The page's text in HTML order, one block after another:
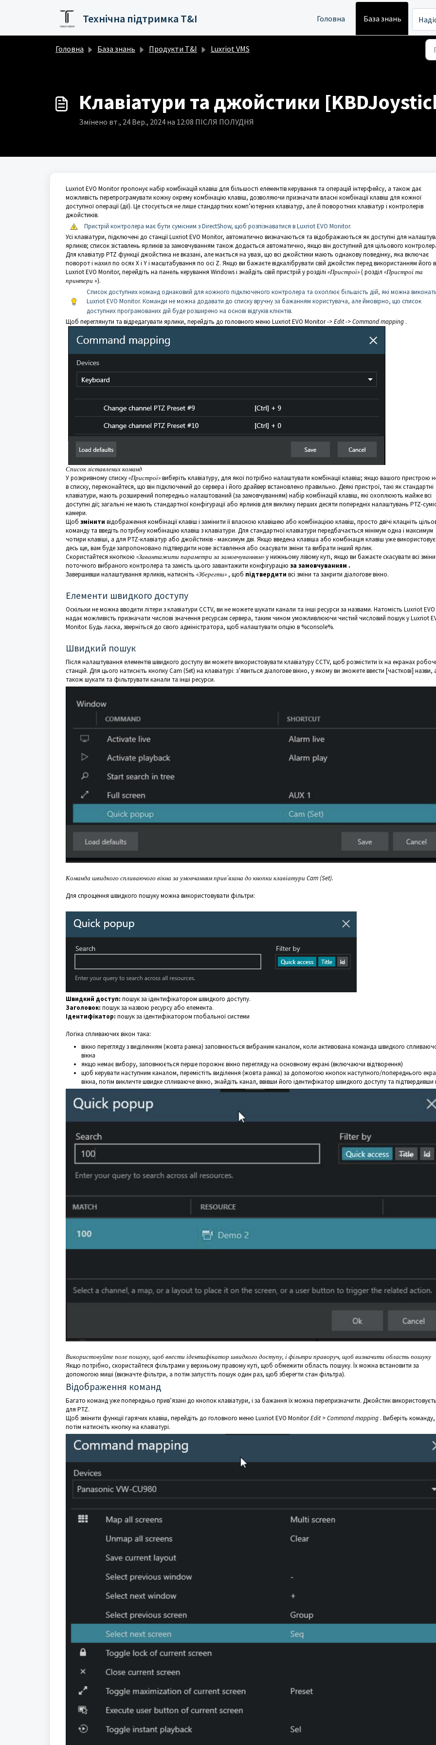
Технічна підтримка T&I Головна База знань
Головна База знань Продукти T&I Luxriot VMS
Клавіатури та джойстики
Змінено вт., 24 Вер., 2024 на 12:08 ПІСЛЯ ПОЛУДНЯ
Luxriot EVO Monitor пропонує набір комбінацій клавіш для більшості елементів керування та операцій інтерфейсу, а також дає
можливість перепрограмувати кожну окрему комбінацію клавіш, дозволяючи призначати власні комбінації клавіш для кожної
доступної операції (дії). Це стосується не лише стандартних комп’ютерних клавіатур, але й поворотних клавіатур і контролерів
джойстиків.
Пристрій контролера має бути сумісним з DirectShow, щоб розпізнаватися в Luxriot EVO Monitor.
Усі клавіатури, підключені до станції Luxriot EVO Monitor, автоматично визначаються та відображаються як доступні для
ярликів; список зіставлень ярликів за замовчуванням також додається автоматично, якщо він доступний для цільового
Для клавіатур PTZ функції джойстика не вказані, але мається на увазі, що всі джойстики мають однакову поведінку, яка включає
поворот і нахил по осях X і Y і масштабування по осі Z. Якщо ви бажаєте відкалібрувати свій джойстик перед використанням його в
Luxriot EVO Monitor, перейдіть на панель керування Windows і знайдіть свій пристрій у розділі «Пристрої»( розділ «Пристрої та
принтери »).
Список доступних команд однаковий для кожного підключеного контролера та охоплює більшість дій, які можна
Luxriot EVO Monitor. Команди не можна додавати до списку вручну за бажанням користувача, але ймовірно, що список
доступних програмованих дій буде розширено на основі відгуків клієнтів.
Щоб переглянути та відредагувати ярлики, перейдіть до головного меню Luxriot EVO Monitor ->Edit->Command mapping .
Список зіставлених команд
У розкривному списку«Пристрої»виберіть клавіатуру, для якої потрібно налаштувати комбінації клавіш; якщо вашого пристрою
в списку, переконайтеся, що він підключений до сервера і його драйвер встановлено правильно. Деякі пристрої, такі як стандартні
клавіатури, мають розширений попередньо налаштований (за замовчуванням) набір комбінацій клавіш, які охоплюють майже всі
доступні дії; загальні не мають стандартної конфігурації або ярликів для виклику перших десяти попередніх налаштувань PTZ-
камери.
Щоб змінити відображення комбінації клавіш і замінити її власною клавішею або комбінацією клавіш, просто двічі клацніть
команду та введіть потрібну комбінацію клавіш з клавіатури. Для стандартної клавіатури передбачається мінімум одна і максимум
чотири клавіші, а для PTZ-клавіатур або джойстиків - максимум дві. Якщо введена клавіша або комбінація клавіш уже
десь ще, вам буде запропоновано підтвердити нове зіставлення або скасувати зміни та вибрати інший ярлик.
Скористайтеся кнопкою «Завантажити параметри за замовчуванням»у нижньому лівому куті, якщо ви бажаєте скасувати всі
поточного вибраного контролера та замість цього завантажити конфігурацію за замовчуванням .
Завершивши налаштування ярликів, натисніть «Зберегти» , щоб підтвердити всі зміни та закрити діалогове вікно.
Елементи швидкого доступу
Оскільки не можна вводити літери з клавіатури CCTV, ви не можете шукати канали та інші ресурси за назвами. Натомість Luxriot EVO
надає можливість призначати числові значення ресурсам сервера, таким чином уможливлюючи чистий числовий пошук у Luxriot
Monitor. Будь ласка, зверніться до свого адміністратора, щоб налаштувати опцію в %console%.
Швидкий пошук
Після налаштування елементів швидкого доступу ви можете використовувати клавіатуру CCTV, щоб розмістити їх на екранах
станцій. Для цього натисніть кнопку Cam (Set) на клавіатурі: з’явиться діалогове вікно, у якому ви зможете ввести [часткові] назви,
також шукати та фільтрувати канали та інші ресурси.
Команда швидкого спливаючого вікна за умовчанням прив’язана до кнопки клавіатури Cam (Set).
Для спрощення швидкого пошуку можна використовувати фільтри:
Швидкий доступ: пошук за ідентифікатором швидкого доступу.
Заголовок: пошук за назвою ресурсу або елемента.
Ідентифікатор: пошук за ідентифікатором глобальної системи
Логіка спливаючих вікон така:
вікно перегляду з виділенням (жовта рамка) заповнюється вибраним каналом, коли активована команда швидкого
вікна
якщо немає вибору, заповнюється перше порожнє вікно перегляду на основному екрані (включаючи відтворення)
щоб керувати наступним каналом, перемістіть виділення (жовта рамка) за допомогою кнопок наступного/попереднього
вікна, потім викличте швидке спливаюче вікно, знайдіть канал, ввівши його ідентифікатор швидкого доступу та підтвердивши
Використовуйте поле пошуку, щоб ввести ідентифікатор швидкого доступу, і фільтри праворуч, щоб визначити область пошуку
Якщо потрібно, скористайтеся фільтрами у верхньому правому куті, щоб обмежити область пошуку. Їх можна встановити за
допомогою миші (визначте фільтри, а потім запустіть пошук один раз, щоб зберегти стан фільтра).
Відображення команд
Багато команд уже попередньо прив’язані до кнопок клавіатури, і за бажання їх можна перепризначити. Джойстик
для PTZ.
Щоб змінити функції гарячих клавіш, перейдіть до головного меню Luxriot EVO MonitorEdit>Command mapping . Виберіть команду,
потім натисніть кнопку на клавіатурі.